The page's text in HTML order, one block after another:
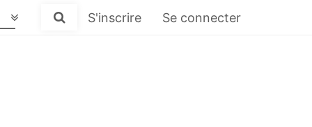
S'inscrire Se connecter